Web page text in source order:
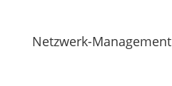
Netzwerk-Management